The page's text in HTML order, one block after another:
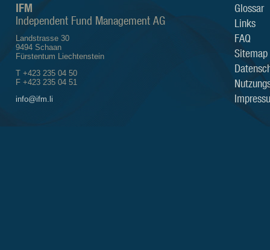
IFM
Independent Fund Management AG
Landstrasse 30
9494 Schaan
Fürstentum Liechtenstein
T +423 235 04 50
F +423 235 04 51
info@ifm.li
Glossar
Links
FAQ
Sitemap